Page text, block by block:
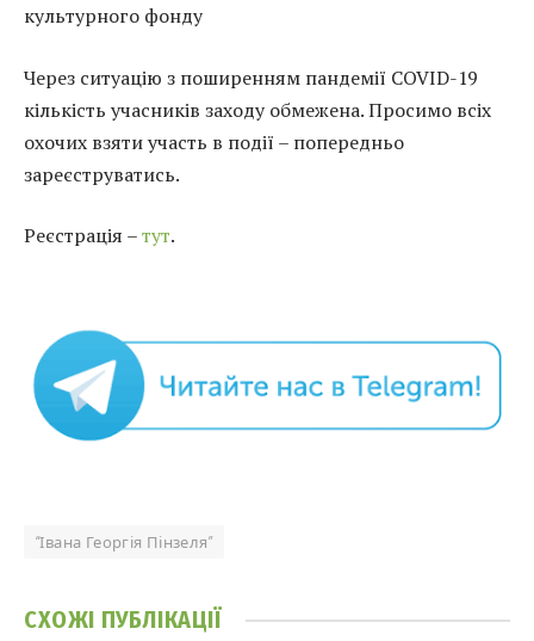
культурного фонду
Через ситуацію з поширенням пандемії COVID-19
кількість учасників заходу обмежена. Просимо всіх
охочих взяти участь в події – попередньо
зареєструватись.
Реєстрація –тут.
“Івана Георгія Пінзеля”
СХОЖІ ПУБЛІКАЦІЇ